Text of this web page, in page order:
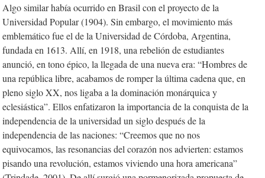
Algo similar había ocurrido en Brasil con el proyecto de la
Universidad Popular (1904). Sin embargo, el movimiento más
emblemático fue el de la Universidad de Córdoba, Argentina,
fundada en 1613. Allí, en 1918, una rebelión de estudiantes
anunció, en tono épico, la llegada de una nueva era: “Hombres de
una república libre, acabamos de romper la última cadena que, en
pleno siglo XX, nos ligaba a la dominación monárquica y
eclesiástica”. Ellos enfatizaron la importancia de la conquista de la
independencia de la universidad un siglo después de la
independencia de las naciones: “Creemos que no nos
equivocamos, las resonancias del corazón nos advierten: estamos
pisando una revolución, estamos viviendo una hora americana”